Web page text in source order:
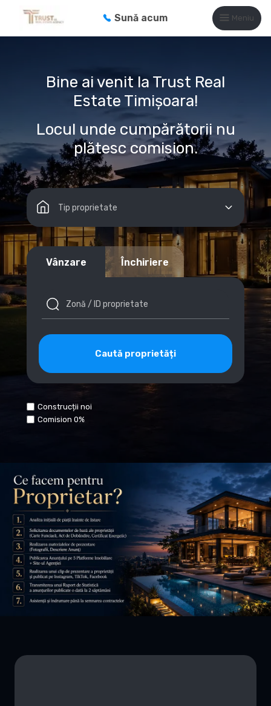
Sună acum Meniu
Bine ai venit la Trust Real
Estate Timișoara!
Locul unde cumpărătorii nu
plătesc comision.
Tip proprietate
Vânzare Închiriere
Construcții noi
Comision 0%